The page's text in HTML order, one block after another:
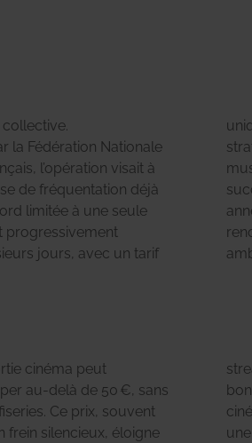
la Fédération Nationale
l’opération visait à
de fréquentation déjà
limitée à une seule
progressivement
jours, avec un tarif
entre la fête de la
vacances. Son
pas démenti : chaque
de spectateurs
salles dans une